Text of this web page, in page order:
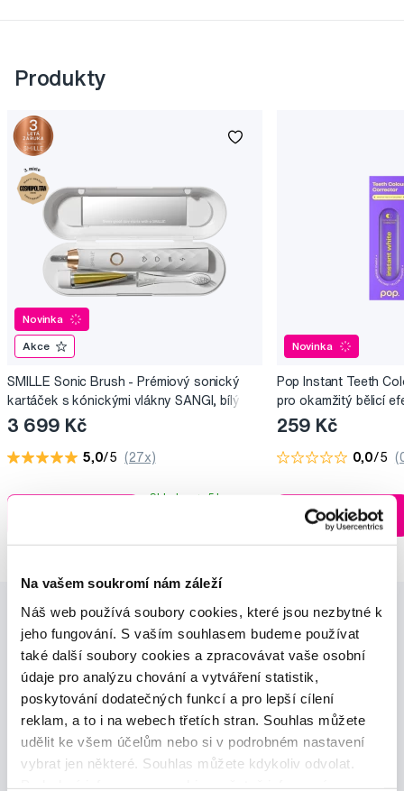
Na vašem soukromí nám záleží
Náš web používá soubory cookies, které jsou nezbytné k
jeho fungování. S vaším souhlasem budeme používat
také další soubory cookies a zpracovávat vaše osobní
údaje pro analýzu chování a vytváření statistik,
poskytování dodatečných funkcí a pro lepší cílení
reklam, a to i na webech třetích stran. Souhlas můžete
udělit ke všem účelům nebo si v podrobném nastavení
vybrat jen některé. Souhlas můžete kdykoliv odvolat.
Produkty
Novinka
Akce
SMILLE Sonic Brush - Prémiový sonický
kartáček s kónickými vlákny SANGI, bílý
3 699 Kč
5,0/5 (27x)
Skladem > 5 ks
Novinka
Pop Instant Teeth
pro okamžitý bělicí
259 Kč
0,0/5
Do košíku
Novinky a nabídky